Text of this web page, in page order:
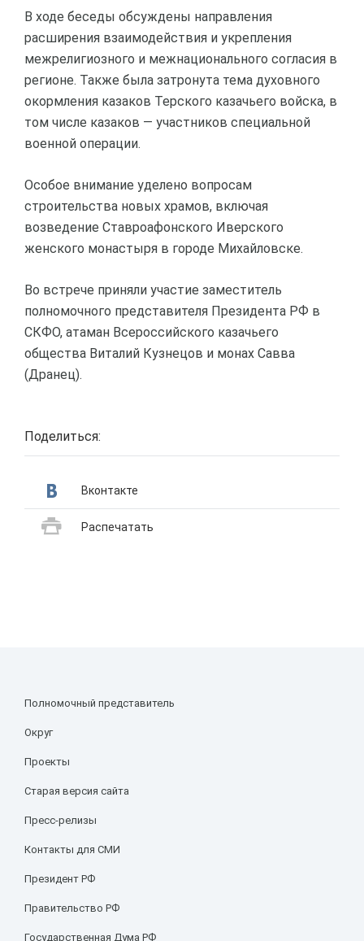
В ходе беседы обсуждены направления
расширения взаимодействия и укрепления
межрелигиозного и межнационального согласия в
регионе. Также была затронута тема духовного
окормления казаков Терского казачьего войска, в
том числе казаков — участников специальной
военной операции.
Особое внимание уделено вопросам
строительства новых храмов, включая
возведение Ставроафонского Иверского
женского монастыря в городе Михайловске.
Во встрече приняли участие заместитель
полномочного представителя Президента РФ в
СКФО, атаман Всероссийского казачьего
общества Виталий Кузнецов и монах Савва
(Дранец).
Поделиться:
Вконтакте
Распечатать
Полномочный представитель
Округ
Проекты
Старая версия сайта
Пресс-релизы
Контакты для СМИ
Президент РФ
Правительство РФ
Государственная Дума РФ